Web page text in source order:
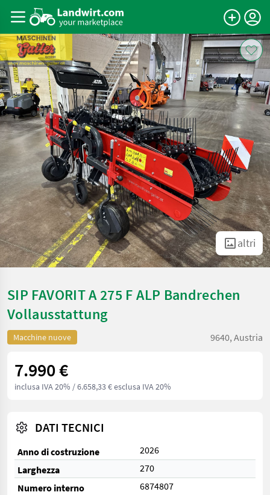
altri
SIP FAVORIT A 275 F ALP Bandrechen
Vollausstattung
Macchine nuove 9640, Austria
7.990 €
inclusa IVA 20% / 6.658,33 € esclusa IVA 20%
DATI TECNICI
Anno di costruzione
2026
Larghezza
270
Numero interno
6874807